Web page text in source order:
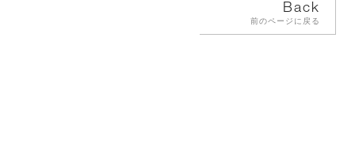
Back
前のページに戻る